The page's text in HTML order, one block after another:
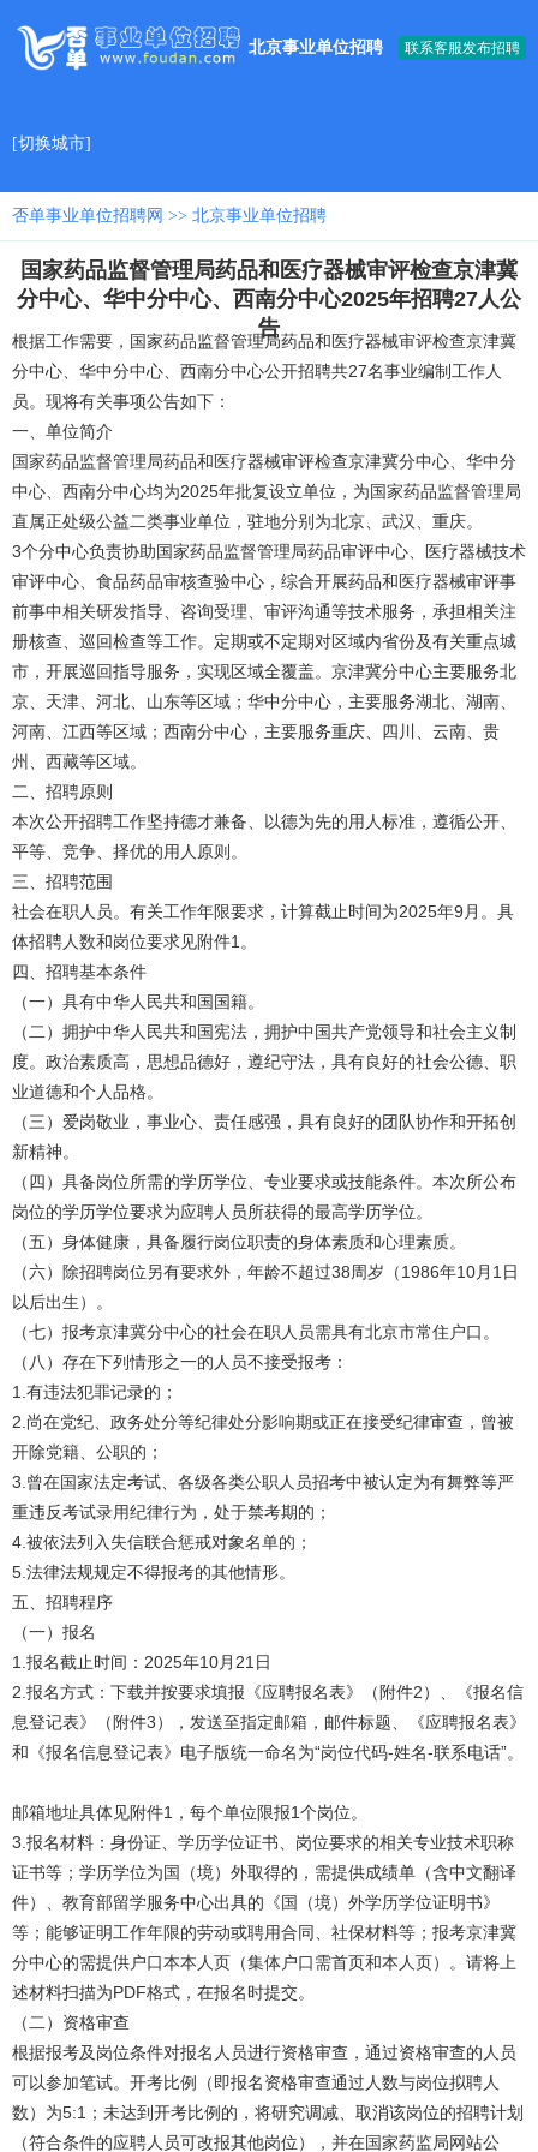
联系客服发布招聘
北京事业单位招聘
[切换城市]
否单事业单位招聘网 >> 北京事业单位招聘
国家药品监督管理局药品和医疗器械审评检查京津冀
分中心、华中分中心、西南分中心2025年招聘27人公
告
根据工作需要，国家药品监督管理局药品和医疗器械审评检查京津冀
分中心、华中分中心、西南分中心公开招聘共27名事业编制工作人
员。现将有关事项公告如下：
一、单位简介
国家药品监督管理局药品和医疗器械审评检查京津冀分中心、华中分
中心、西南分中心均为2025年批复设立单位，为国家药品监督管理局
直属正处级公益二类事业单位，驻地分别为北京、武汉、重庆。
3个分中心负责协助国家药品监督管理局药品审评中心、医疗器械技术
审评中心、食品药品审核查验中心，综合开展药品和医疗器械审评事
前事中相关研发指导、咨询受理、审评沟通等技术服务，承担相关注
册核查、巡回检查等工作。定期或不定期对区域内省份及有关重点城
市，开展巡回指导服务，实现区域全覆盖。京津冀分中心主要服务北
京、天津、河北、山东等区域；华中分中心，主要服务湖北、湖南、
河南、江西等区域；西南分中心，主要服务重庆、四川、云南、贵
州、西藏等区域。
二、招聘原则
本次公开招聘工作坚持德才兼备、以德为先的用人标准，遵循公开、
平等、竞争、择优的用人原则。
三、招聘范围
社会在职人员。有关工作年限要求，计算截止时间为2025年9月。具
体招聘人数和岗位要求见附件1。
四、招聘基本条件
（一）具有中华人民共和国国籍。
（二）拥护中华人民共和国宪法，拥护中国共产党领导和社会主义制
度。政治素质高，思想品德好，遵纪守法，具有良好的社会公德、职
业道德和个人品格。
（三）爱岗敬业，事业心、责任感强，具有良好的团队协作和开拓创
新精神。
（四）具备岗位所需的学历学位、专业要求或技能条件。本次所公布
岗位的学历学位要求为应聘人员所获得的最高学历学位。
（五）身体健康，具备履行岗位职责的身体素质和心理素质。
（六）除招聘岗位另有要求外，年龄不超过38周岁（1986年10月1日
以后出生）。
（七）报考京津冀分中心的社会在职人员需具有北京市常住户口。
（八）存在下列情形之一的人员不接受报考：
1.有违法犯罪记录的；
2.尚在党纪、政务处分等纪律处分影响期或正在接受纪律审查，曾被
开除党籍、公职的；
3.曾在国家法定考试、各级各类公职人员招考中被认定为有舞弊等严
重违反考试录用纪律行为，处于禁考期的；
4.被依法列入失信联合惩戒对象名单的；
5.法律法规规定不得报考的其他情形。
五、招聘程序
（一）报名
1.报名截止时间：2025年10月21日
2.报名方式：下载并按要求填报《应聘报名表》（附件2）、《报名信
息登记表》（附件3），发送至指定邮箱，邮件标题、《应聘报名表》
和《报名信息登记表》电子版统一命名为“岗位代码-姓名-联系电话”。
邮箱地址具体见附件1，每个单位限报1个岗位。
3.报名材料：身份证、学历学位证书、岗位要求的相关专业技术职称
证书等；学历学位为国（境）外取得的，需提供成绩单（含中文翻译
件）、教育部留学服务中心出具的《国（境）外学历学位证明书》
等；能够证明工作年限的劳动或聘用合同、社保材料等；报考京津冀
分中心的需提供户口本本人页（集体户口需首页和本人页）。请将上
述材料扫描为PDF格式，在报名时提交。
（二）资格审查
根据报考及岗位条件对报名人员进行资格审查，通过资格审查的人员
可以参加笔试。开考比例（即报名资格审查通过人数与岗位拟聘人
数）为5:1；未达到开考比例的，将研究调减、取消该岗位的招聘计划
（符合条件的应聘人员可改报其他岗位），并在国家药监局网站公